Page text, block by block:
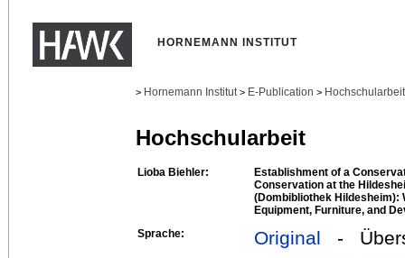
HORNEMANN INSTITUT
> Hornemann Institut > E-Publication >
Hochschularbeit
Lioba Biehler:
Establishment of a
Conservation at the
(Dombibliothek Hildesheim):
Equipment, Furniture, and
Sprache:
Original -